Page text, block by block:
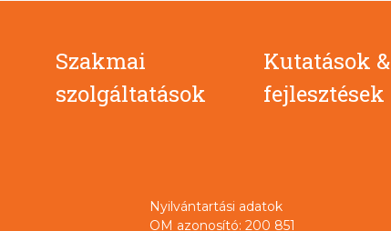
Szakmai
szolgáltatások
Kutatások &
fejlesztések
Nyilvántartási adatok
OM azonosító: 200 851